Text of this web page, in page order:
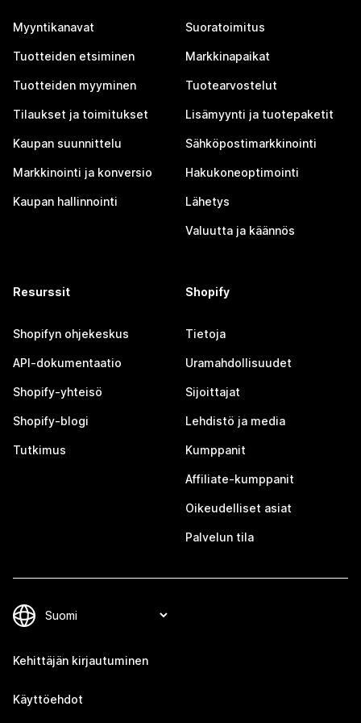
Myyntikanavat
Tuotteiden etsiminen
Tuotteiden myyminen
Tilaukset ja toimitukset
Kaupan suunnittelu
Markkinointi ja konversio
Kaupan hallinnointi
Suoratoimitus
Markkinapaikat
Tuotearvostelut
Lisämyynti ja tuotepaketit
Sähköpostimarkkinointi
Hakukoneoptimointi
Lähetys
Valuutta ja käännös
Resurssit
Shopifyn ohjekeskus
API-dokumentaatio
Shopify-yhteisö
Shopify-blogi
Tutkimus
Shopify
Tietoja
Uramahdollisuudet
Sijoittajat
Lehdistö ja media
Kumppanit
Affiliate-kumppanit
Oikeudelliset asiat
Palvelun tila
Kehittäjän kirjautuminen
Käyttöehdot